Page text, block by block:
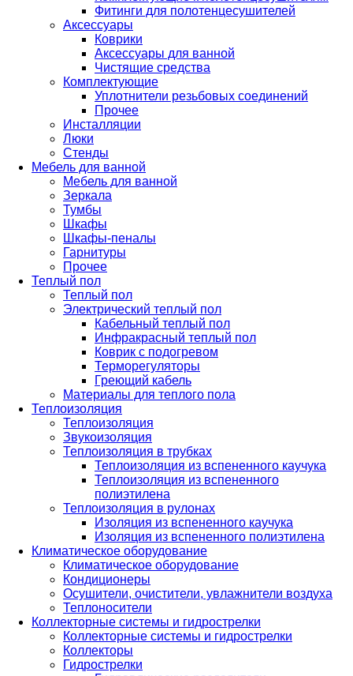
Фитинги для полотенцесушителей
Аксессуары
Коврики
Аксессуары для ванной
Чистящие средства
Комплектующие
Уплотнители резьбовых соединений
Прочее
Инсталляции
Люки
Стенды
Мебель для ванной
Мебель для ванной
Зеркала
Тумбы
Шкафы
Шкафы-пеналы
Гарнитуры
Прочее
Теплый пол
Теплый пол
Электрический теплый пол
Кабельный теплый пол
Инфракрасный теплый пол
Коврик с подогревом
Терморегуляторы
Греющий кабель
Материалы для теплого пола
Теплоизоляция
Теплоизоляция
Звукоизоляция
Теплоизоляция в трубках
Теплоизоляция из вспененного каучука
Теплоизоляция из вспененного
полиэтилена
Теплоизоляция в рулонах
Изоляция из вспененного каучука
Изоляция из вспененного полиэтилена
Климатическое оборудование
Климатическое оборудование
Кондиционеры
Осушители, очистители, увлажнители воздуха
Теплоносители
Коллекторные системы и гидрострелки
Коллекторные системы и гидрострелки
Коллекторы
Гидрострелки